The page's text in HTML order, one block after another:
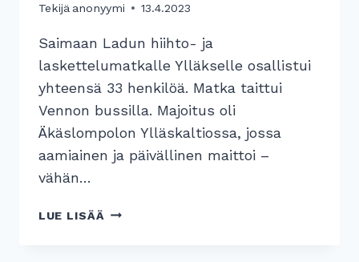
Tekijä anonyymi 13.4.2023
Saimaan Ladun hiihto- ja
laskettelumatkalle Ylläkselle osallistui
yhteensä 33 henkilöä. Matka taittui
Vennon bussilla. Majoitus oli
Äkäslompolon Ylläskaltiossa, jossa
aamiainen ja päivällinen maittoi –
vähän…
LUE LISÄÄ YLLÄS